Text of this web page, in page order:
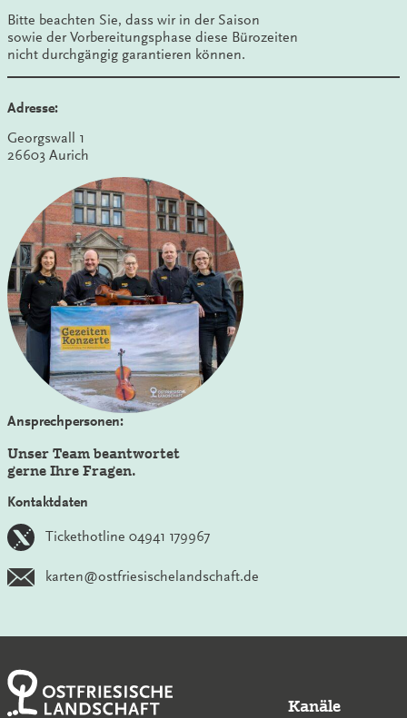
Bitte beachten Sie, dass wir in der Saison
sowie der Vorbereitungsphase diese Bürozeiten
nicht durchgängig garantieren können.
Adresse:
Georgswall 1
26603 Aurich
Ansprechpersonen:
Unser Team beantwortet
gerne Ihre Fragen.
Kontaktdaten
Tickethotline 04941 179967
karten@ostfriesischelandschaft.de
Kanäle